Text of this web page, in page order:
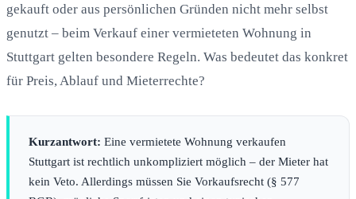
gekauft oder aus persönlichen Gründen nicht mehr selbst
genutzt – beim Verkauf einer vermieteten Wohnung in
Stuttgart gelten besondere Regeln. Was bedeutet das konkret
für Preis, Ablauf und Mieterrechte?
Kurzantwort: Eine vermietete Wohnung verkaufen
Stuttgart ist rechtlich unkompliziert möglich – der Mieter hat
kein Veto. Allerdings müssen Sie Vorkaufsrecht (§ 577